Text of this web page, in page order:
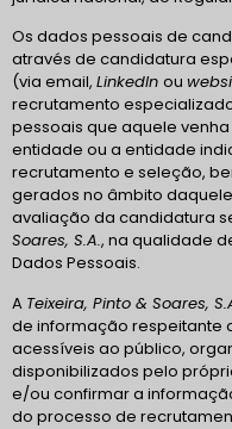
Os dados pessoais de
através de candidatura
(via email, LinkedIn ou
recrutamento
pessoais que aquele
entidade ou a entidade
recrutamento e seleção,
gerados no âmbito
avaliação da candidatura
Soares, S.A., na qualidade
Dados Pessoais.
A Teixeira, Pinto & Soares,
de informação respeitante
acessíveis ao público,
disponibilizados pelo
e/ou confirmar a
do processo de